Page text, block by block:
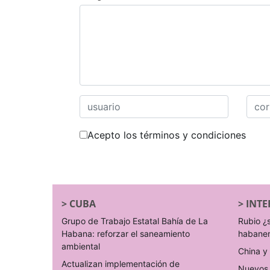
Acepto los términos y condiciones
> CUBA
Grupo de Trabajo Estatal Bahía de La
Habana: reforzar el saneamiento
ambiental
Actualizan implementación de
>
Rubio
China